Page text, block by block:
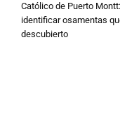
Católico de Puerto
identificar osamentas
descubierto